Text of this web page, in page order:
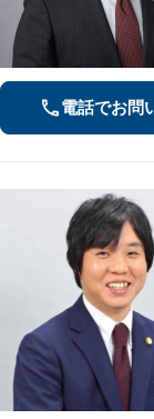
電話でお問